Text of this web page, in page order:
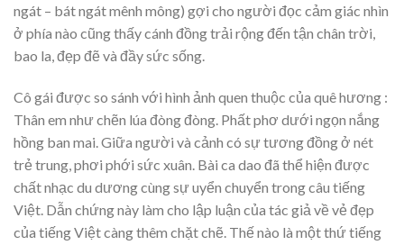
ngát – bát ngát mênh mông) gợi cho người đọc cảm giác nhìn
ở phía nào cũng thấy cánh đồng trải rộng đến tận chân trời,
bao la, đẹp đẽ và đầy sức sống.
Cô gái được so sánh với hình ảnh quen thuộc của quê hương :
Thân em như chẽn lúa đòng đòng. Phất phơ dưới ngọn nắng
hồng ban mai. Giữa người và cảnh có sự tương đồng ở nét
trẻ trung, phơi phới sức xuân. Bài ca dao đã thể hiện được
chất nhạc du dương cùng sự uyển chuyển trong câu tiếng
Việt. Dẫn chứng này làm cho lập luận của tác giả về vẻ đẹp
của tiếng Việt càng thêm chặt chẽ. Thế nào là một thứ tiếng